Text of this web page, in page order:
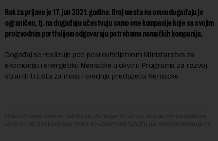
Rok za prijave je 17. jun 2021. godine. Broj mesta na ovom događaju je
ograničen, tj. na događaju učestvuju samo one kompanije koje sa svojim
proizvodnim portfolijom odgovaraju potrebama nemačkih kompanija.
Događaj se realizuje pod pokroviteljstvom Ministarstva za
ekomoniju i energetiku Nemačke u okviru Programa za razvoj
stranih tržišta za mala i srednja preduzeća Nemačke
Preuzimanje delova teksta je dozvoljeno, ali uz obavezno navođenje
izvora i uz postavljanje linka ka izvornom tekstu na novaekonomija.rs